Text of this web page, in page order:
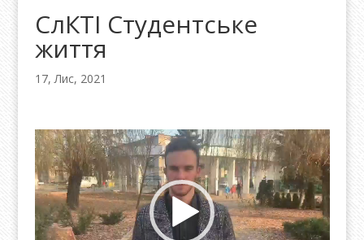
СлКТІ Студентське
життя
17, Лис, 2021
Відеопрогравач